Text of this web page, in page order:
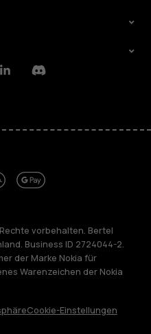
LinkedinDiscord
vorbehalten. Bertel
Business ID 2724044-2.
der Marke Nokia für
Warenzeichen der Nokia
Cookie-Einstellungen